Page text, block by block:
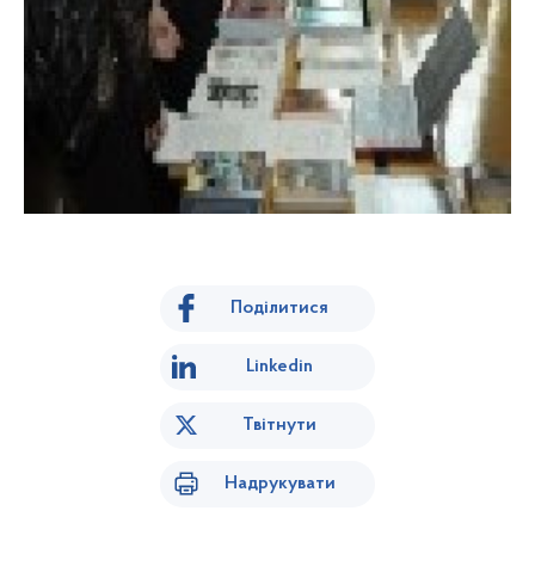
Поділитися
Linkedin
Твітнути
Надрукувати